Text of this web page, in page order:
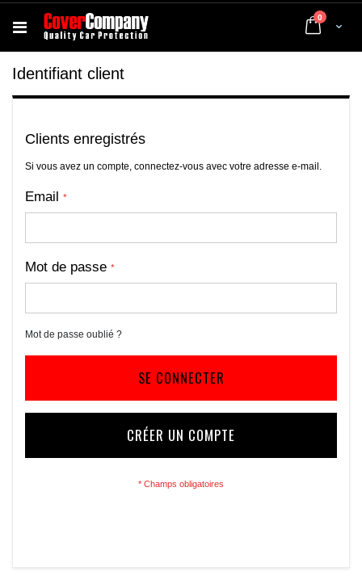
Cart
0 articles
Identifiant client
Clients enregistrés
Si vous avez un compte, connectez-vous avec votre adresse e-mail.
Email
Mot de passe
Mot de passe oublié ?
SE CONNECTER
CRÉER UN COMPTE